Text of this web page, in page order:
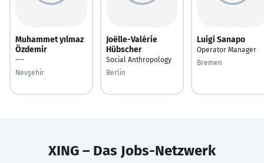
Muhammet yılmaz
Özdemir
---
Nevşehir
Joëlle-Valérie
Hübscher
Social Anthropology
Berlin
Luigi Sanapo
Operator Manager
Bremen
XING – Das Jobs-Netzwerk